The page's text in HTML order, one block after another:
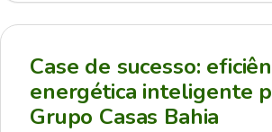
Case de sucesso:
energética inteligente
Grupo Casas Bahia